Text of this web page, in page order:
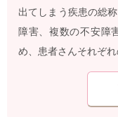
出てしまう疾患の総
障害、複数の不安障
め、患者さんそれぞ